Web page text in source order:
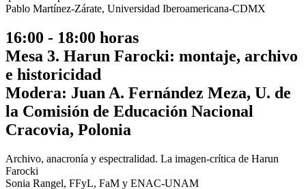
Pablo Martínez-Zárate, Universidad Iberoamericana-CDMX
16:00 - 18:00 horas
Mesa 3. Harun Farocki: montaje, archivo
e historicidad
Modera: Juan A. Fernández Meza, U. de
la Comisión de Educación Nacional
Cracovia, Polonia
Archivo, anacronía y espectralidad. La imagen-crítica de Harun
Farocki
Sonia Rangel, FFyL, FaM y ENAC-UNAM